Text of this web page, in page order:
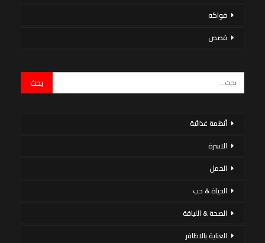
فواكه
قصص
أنظمة غذائية
الاسرة
الحمل
الحياة & حب
الصحة & اللياقة
العناية بالاظافر